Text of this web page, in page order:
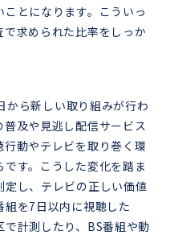
とになります。こういっ
求められた比率をしっか
ら新しい取り組みが行わ
及や見逃し配信サービス
動やテレビを取り巻く環
す。こうした変化を踏ま
定し、テレビの正しい価値
を7日以内に視聴した
で計測したり、BS番組や動